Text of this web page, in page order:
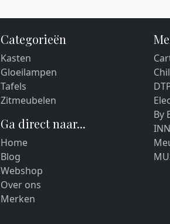
Categorieën
Kasten
Gloeilampen
Tafels
Zitmeubelen
Ga direct naar...
Home
Blog
Webshop
Over ons
Merken
By